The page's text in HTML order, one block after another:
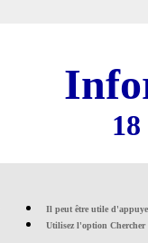
Il peut être utile
Utilisez l'option Chercher